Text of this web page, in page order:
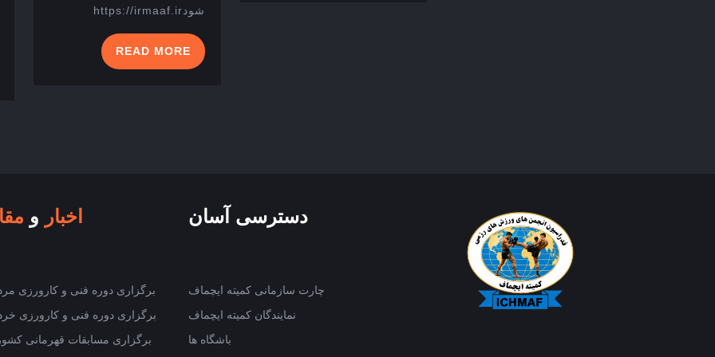
شودhttps://irmaaf.ir
READ MORE
READ
MORE
دسترسی آسان
چارت سازمانی کمیته ایچماف
نمایندگان کمیته ایچماف
باشگاه ها
اخبار و
برگزاری دوره فنی و کارورزی مرداد
برگزاری دوره فنی و کارورزی خرداد
برگزاری مسابقات قهرمانی